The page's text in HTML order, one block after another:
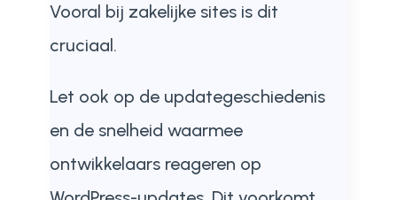
Vooral bij zakelijke sites is dit
cruciaal.
Let ook op de updategeschiedenis
en de snelheid waarmee
ontwikkelaars reageren op